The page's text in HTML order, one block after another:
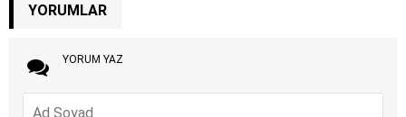
YORUMLAR
YORUM YAZ